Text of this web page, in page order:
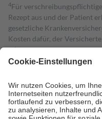
4Für
Rezept aus und der Patient
gesetzliche
Kosten dafür, der
mit.
Grundsätzlich leisten
höchstens zehn Euro.
Es
Kosten der Leistung zu
Diese Regeln gelten
Bei Heilmitteln und